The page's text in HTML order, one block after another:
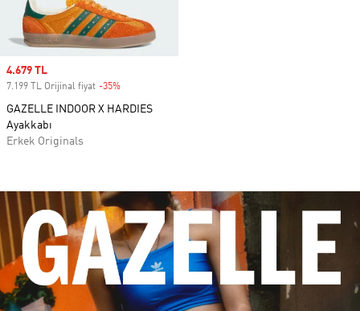
Sale price
4.679 TL
7.199 TL Orijinal fiyat -35%
GAZELLE INDOOR X HARDIES
Ayakkabı
Erkek Originals